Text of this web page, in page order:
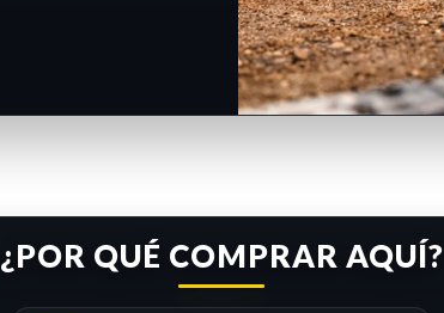
¿POR QUÉ COMPRAR AQUÍ?